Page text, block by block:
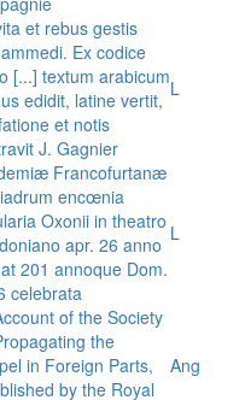
et rebus gestis
Ex codice
[...] textum arabicum
edidit, latine vertit,
et notis
J. Gagnier
L
Francofurtanæ
encœnia
Oxonii in theatro
apr. 26 anno
201 annoque Dom.
celebrata
L
of the Society
the
in Foreign Parts,
by the Royal
Ang